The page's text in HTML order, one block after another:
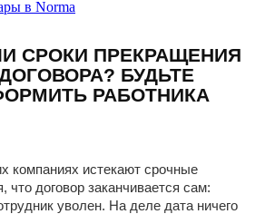
СРОКИ ПРЕКРАЩЕНИЯ
БУДЬТЕ
РАБОТНИКА
компаниях истекают срочные
что договор заканчивается сам:
уволен. На деле дата ничего